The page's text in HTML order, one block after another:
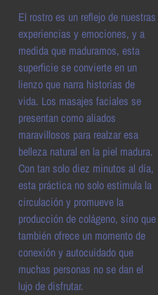
El rostro es un reflejo de nuestras
experiencias y emociones, y a
medida que maduramos, esta
superficie se convierte en un
lienzo que narra historias de
vida. Los masajes faciales se
presentan como aliados
maravillosos para realzar esa
belleza natural en la piel madura.
Con tan solo diez minutos al día,
esta práctica no solo estimula la
circulación y promueve la
producción de colágeno, sino que
también ofrece un momento de
conexión y autocuidado que
muchas personas no se dan el
lujo de disfrutar.